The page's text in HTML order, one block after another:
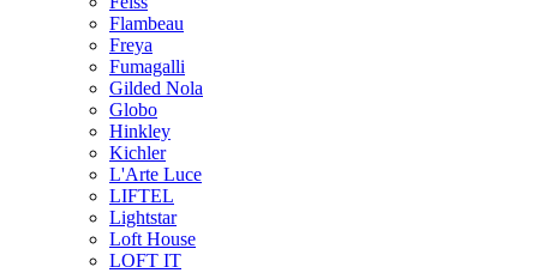
Flambeau
Freya
Fumagalli
Gilded Nola
Globo
Hinkley
Kichler
L'Arte Luce
LIFTEL
Lightstar
Loft House
LOFT IT